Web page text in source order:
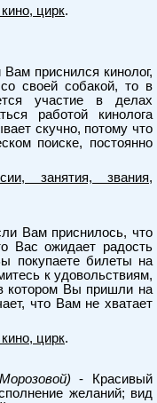
цирк.
приснился кинолог,
своей собакой, то в
участие в делах
работой кинолога
скучно, потому что
поиске, постоянно
занятия, звания,
Вам приснилось, что
Вас ожидает радость
покупаете билеты на
к удовольствиям,
котором Вы пришли на
что Вам не хватает
цирк.
- Красивый
желаний; вид